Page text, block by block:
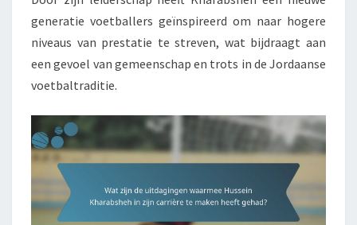
generatie voetballers geïnspireerd om naar hogere
niveaus van prestatie te streven, wat bijdraagt aan
een gevoel van gemeenschap en trots in de Jordaanse
voetbaltraditie.